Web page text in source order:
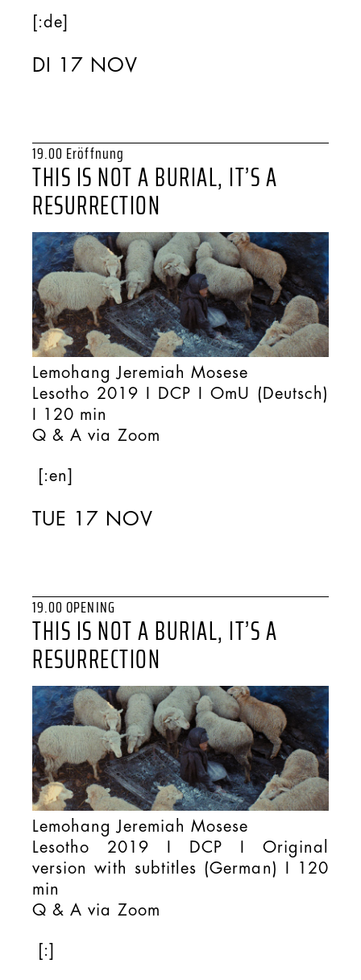
[:de]
DI 17 NOV
19.00 Eröffnung
THIS IS NOT A BURIAL, IT’S A
RESURRECTION
Lemohang Jeremiah Mosese
Lesotho 2019 I DCP I OmU (Deutsch)
I 120 min
Q & A via Zoom
[:en]
TUE 17 NOV
19.00 OPENING
THIS IS NOT A BURIAL, IT’S A
RESURRECTION
Lemohang Jeremiah Mosese
Lesotho 2019 I DCP I Original
version with subtitles (German) I 120
min
Q & A via Zoom
[:]